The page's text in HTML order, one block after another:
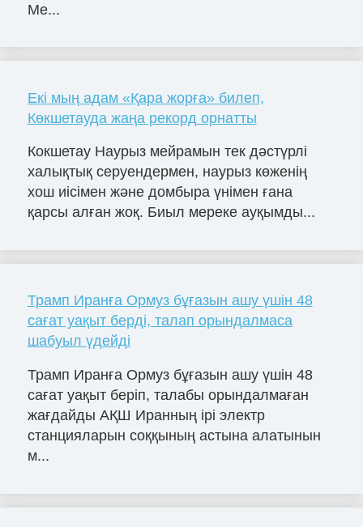
Ме...
Екі мың адам «Қара жорға» билеп,
Көкшетауда жаңа рекорд орнатты
Кокшетау Наурыз мейрамын тек дәстүрлі
халықтық серуендермен, наурыз көженің
хош иісімен және домбыра үнімен ғана
қарсы алған жоқ. Биыл мереке ауқымды...
Трамп Иранға Ормуз бұғазын ашу үшін 48
сағат уақыт берді, талап орындалмаса
шабуыл үдейді
Трамп Иранға Ормуз бұғазын ашу үшін 48
сағат уақыт беріп, талабы орындалмаған
жағдайды АҚШ Иранның ірі электр
станцияларын соққының астына алатынын
м...